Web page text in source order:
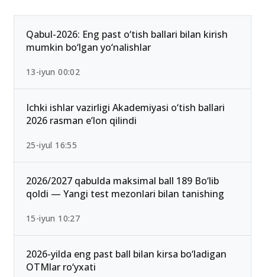
Qabul-2026: Eng past o‘tish ballari bilan kirish
mumkin bo‘lgan yo‘nalishlar
13-iyun 00:02
Ichki ishlar vazirligi Akademiyasi o‘tish ballari
2026 rasman e’lon qilindi
25-iyul 16:55
2026/2027 qabulda maksimal ball 189 Bo‘lib
qoldi — Yangi test mezonlari bilan tanishing
15-iyun 10:27
2026-yilda eng past ball bilan kirsa bo‘ladigan
OTMlar ro‘yxati